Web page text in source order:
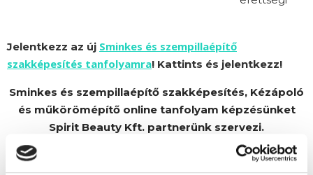
Jelentkezz az új Sminkes és szempillaépítő
szakképesítés tanfolyamra! Kattints és jelentkezz!
Sminkes és szempillaépítő szakképesítés, Kézápoló
és műkörömépítő online tanfolyam képzésünket
Spirit Beauty Kft. partnerünk szervezi.